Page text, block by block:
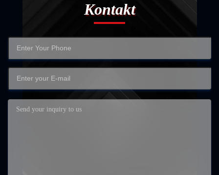
Kontakt